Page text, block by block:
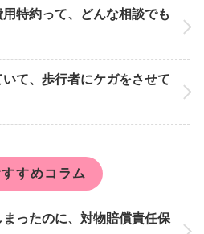
特約って、どんな相談でも
て、歩行者にケガをさせて
すめコラム
ったのに、対物賠償責任保